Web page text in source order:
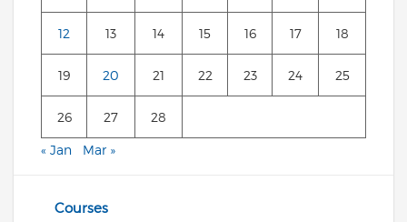
12 13 14 15 16 17 18
19 20 21 22 23 24 25
26 27 28
« Jan Mar »
Courses